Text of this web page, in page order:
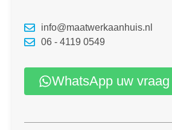
info@maatwerkaanhuis.nl
06 - 4119 0549
WhatsApp uw vraag